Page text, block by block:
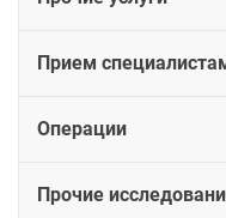
Прием
Операции
Прочие